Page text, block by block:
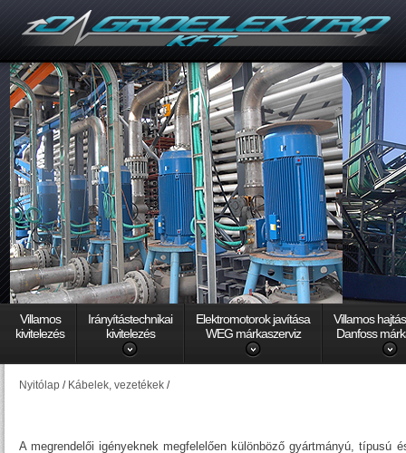
Villamos
kivitelezés
Irányítástechnikai
kivitelezés
Elektromotorok javítása
WEG márkaszerviz
Villamos
Danfoss
Nyitólap / Kábelek, vezetékek /
A megrendelői igényeknek megfelelően különböző gyártmányú, típusú